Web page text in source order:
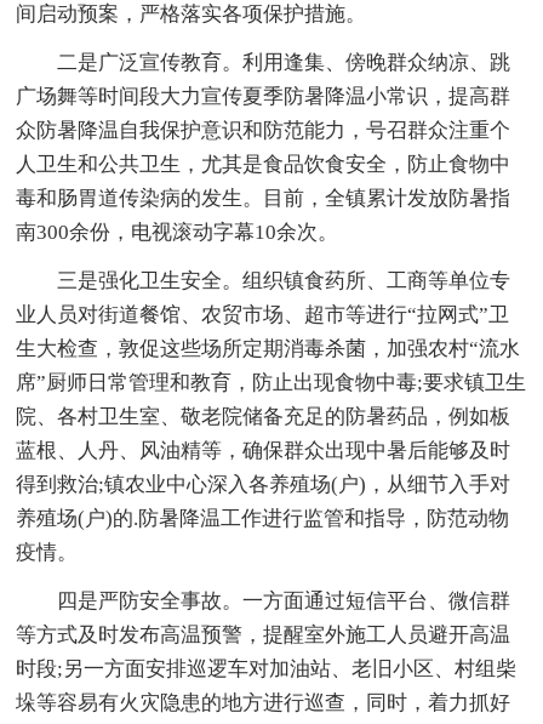
间启动预案，严格落实各项保护措施。
二是广泛宣传教育。利用逢集、傍晚群众纳凉、跳
广场舞等时间段大力宣传夏季防暑降温小常识，提高群
众防暑降温自我保护意识和防范能力，号召群众注重个
人卫生和公共卫生，尤其是食品饮食安全，防止食物中
毒和肠胃道传染病的发生。目前，全镇累计发放防暑指
南300余份，电视滚动字幕10余次。
三是强化卫生安全。组织镇食药所、工商等单位专
业人员对街道餐馆、农贸市场、超市等进行“拉网式”卫
生大检查，敦促这些场所定期消毒杀菌，加强农村“流水
席”厨师日常管理和教育，防止出现食物中毒;要求镇卫生
院、各村卫生室、敬老院储备充足的防暑药品，例如板
蓝根、人丹、风油精等，确保群众出现中暑后能够及时
得到救治;镇农业中心深入各养殖场(户)，从细节入手对
养殖场(户)的.防暑降温工作进行监管和指导，防范动物
疫情。
四是严防安全事故。一方面通过短信平台、微信群
等方式及时发布高温预警，提醒室外施工人员避开高温
时段;另一方面安排巡逻车对加油站、老旧小区、村组柴
垛等容易有火灾隐患的地方进行巡查，同时，着力抓好